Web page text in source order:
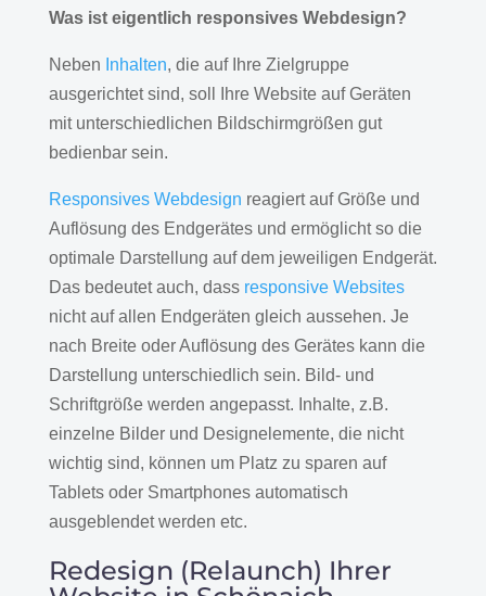
Was ist eigentlich responsives Webdesign?
Neben Inhalten, die auf Ihre Zielgruppe
ausgerichtet sind, soll Ihre Website auf Geräten
mit unterschiedlichen Bildschirmgrößen gut
bedienbar sein.
Responsives Webdesign reagiert auf Größe und
Auflösung des Endgerätes und ermöglicht so die
optimale Darstellung auf dem jeweiligen Endgerät.
Das bedeutet auch, dass responsive Websites
nicht auf allen Endgeräten gleich aussehen. Je
nach Breite oder Auflösung des Gerätes kann die
Darstellung unterschiedlich sein. Bild- und
Schriftgröße werden angepasst. Inhalte, z.B.
einzelne Bilder und Designelemente, die nicht
wichtig sind, können um Platz zu sparen auf
Tablets oder Smartphones automatisch
ausgeblendet werden etc.
Redesign (Relaunch) Ihrer